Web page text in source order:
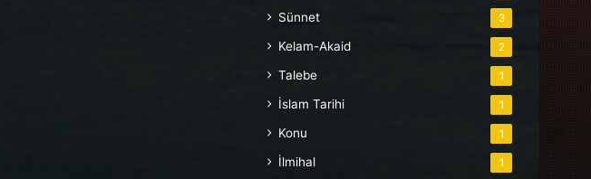
Sünnet 3
Kelam-Akaid 2
Talebe 1
İslam Tarihi 1
Konu 1
İlmihal 1